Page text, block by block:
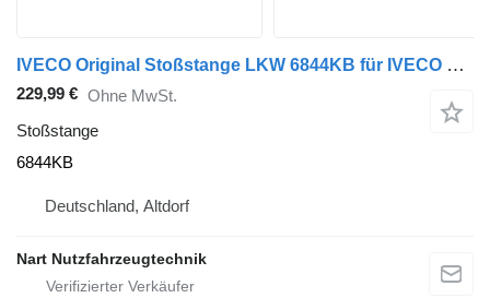
IVECO Original Stoßstange LKW 6844KB für IVECO Daily LKW
229,99 € Ohne MwSt.
Stoßstange
6844KB
Deutschland, Altdorf
Nart Nutzfahrzeugtechnik